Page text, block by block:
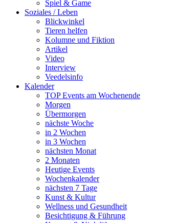
Spiel & Game
Soziales / Leben
Blickwinkel
Tieren helfen
Kolumne und Fiktion
Artikel
Video
Interview
Veedelsinfo
Kalender
TOP Events am Wochenende
Morgen
Übermorgen
nächste Woche
in 2 Wochen
in 3 Wochen
nächsten Monat
2 Monaten
Heutige Events
Wochenkalender
nächsten 7 Tage
Kunst & Kultur
Wellness und Gesundheit
Besichtigung & Führung